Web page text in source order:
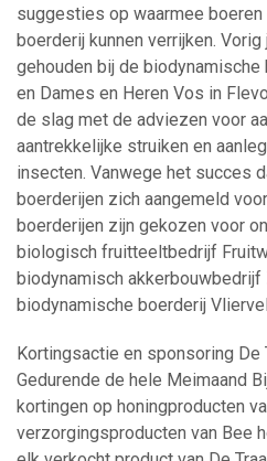
suggesties op waarmee
boerderij kunnen verrijken.
gehouden bij de
en Dames en Heren Vos in
de slag met de adviezen voor
aantrekkelijke struiken en
insecten. Vanwege het succes
boerderijen zich aangemeld
boerderijen zijn gekozen voor
biologisch fruitteeltbedrijf
biodynamisch
biodynamische boerderij
Kortingsactie en sponsoring De
Gedurende de hele Meimaand
kortingen op honingproducten
verzorgingsproducten van Bee